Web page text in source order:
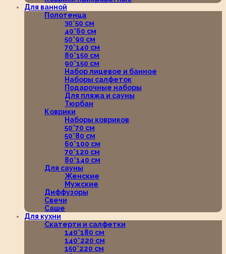
Для ванной
Полотенца
30*50 см
40*60 см
50*90 см
70*140 см
80*150 см
90*150 см
Набор лицевое и банное
Наборы салфеток
Подарочные наборы
Для пляжа и сауны
Тюрбан
Коврики
Наборы ковриков
50*70 см
50*80 см
60*100 см
70*120 см
80*140 см
Для сауны
Женские
Мужские
Диффузоры
Свечи
Саше
Для кухни
Скатерти и салфетки
140*180 см
140*220 см
150*220 см